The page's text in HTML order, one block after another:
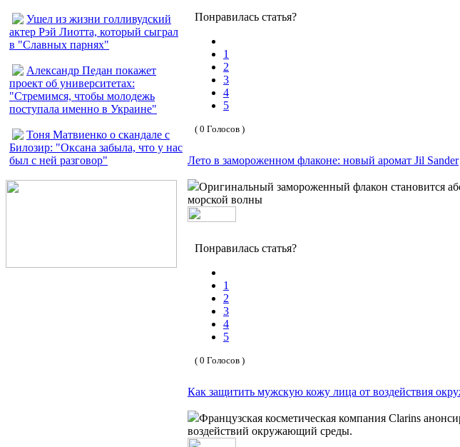
Ушел из жизни голливудский
актер Рэй Лиотта, который сыграл
в "Славных парнях"
Александр Педан покажет
проект об университетах:
"Стремимся, чтобы молодежь
поступала именно в Украине"
Тоня Матвиенко о скандале с
Билозир: "Оксана забыла, что у нас
был с ней разговор"
Понравилась статья?
1
2
3
4
5
( 0 Голосов )
Лето в замороженном флаконе: новый аромат Jil Sander
Оригинальный замороженный флакон становится
морской волны
Понравилась статья?
1
2
3
4
5
( 0 Голосов )
Как защитить мужскую кожу лица от воздействия
Французская косметическая компания Clarins
воздействий окружающий среды.